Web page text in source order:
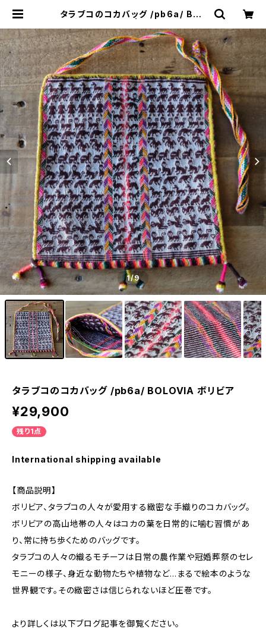
タラブコのコカバッグ /pb6a/ BOL
1/9
タラブコのコカバッグ /pb6a/ BOLOVIA ボリビア
¥29,900
残り1点
International shipping available
【商品説明】
ボリビア、タラブコの人々が愛用する緻密な手織りのコカバッグ。
ボリビアの高山地帯の人々はコカの葉を日常的に噛む習慣があ
り、常に持ち歩くためのバッグです。
タラブコの人々の織るモチーフは日常の農作業や冠婚葬祭のセレ
モニーの様子、身近な動物たちや植物など…まるで絵本のような
世界観です。その緻密さは信じられないほど圧巻です。
より詳しくは以下ブログ記事を御覧ください。